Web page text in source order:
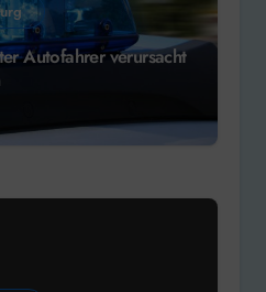
Autofahrer verursacht